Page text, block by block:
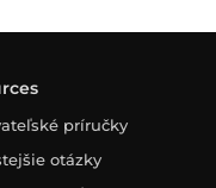
príručky
otázky